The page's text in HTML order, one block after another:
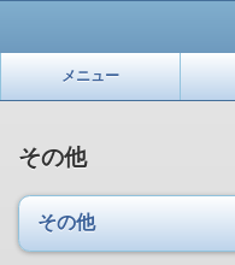
メニュー
その他
その他